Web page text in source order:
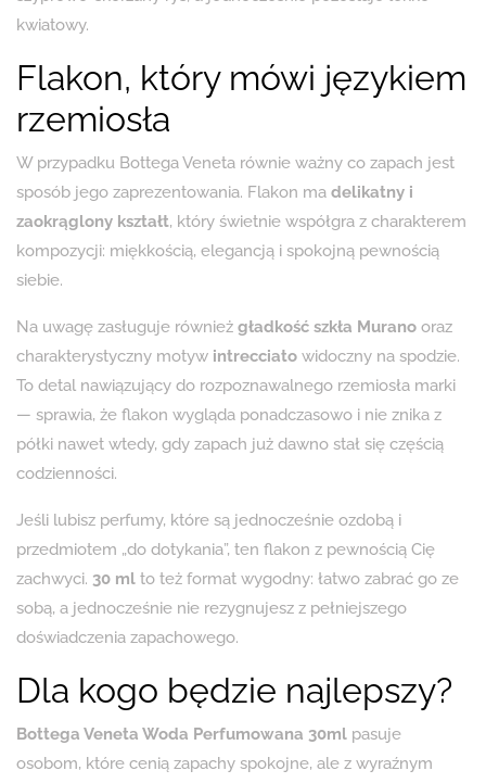
kwiatowy.
Flakon, który mówi językiem
rzemiosła
W przypadku Bottega Veneta równie ważny co zapach jest
sposób jego zaprezentowania. Flakon ma delikatny i
zaokrąglony kształt, który świetnie współgra z charakterem
kompozycji: miękkością, elegancją i spokojną pewnością
siebie.
Na uwagę zasługuje również gładkość szkła Murano oraz
charakterystyczny motyw intrecciato widoczny na spodzie.
To detal nawiązujący do rozpoznawalnego rzemiosła marki
— sprawia, że flakon wygląda ponadczasowo i nie znika z
półki nawet wtedy, gdy zapach już dawno stał się częścią
codzienności.
Jeśli lubisz perfumy, które są jednocześnie ozdobą i
przedmiotem „do dotykania”, ten flakon z pewnością Cię
zachwyci. 30 ml to też format wygodny: łatwo zabrać go ze
sobą, a jednocześnie nie rezygnujesz z pełniejszego
doświadczenia zapachowego.
Dla kogo będzie najlepszy?
Bottega Veneta Woda Perfumowana 30ml pasuje
osobom, które cenią zapachy spokojne, ale z wyraźnym